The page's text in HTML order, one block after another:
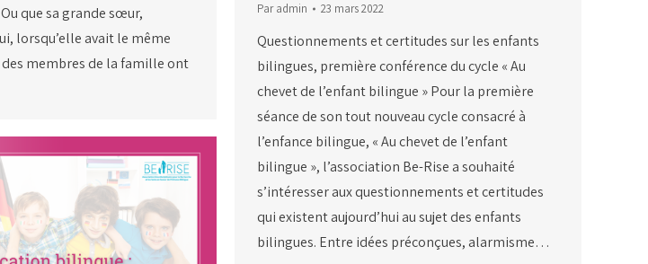
que sa grande sœur,
lorsqu’elle avait le même
des membres de la famille ont
Paradmin 23 mars 2022
Questionnements et certitudes sur les enfants
bilingues, première conférence du cycle « Au
chevet de l’enfant bilingue » Pour la première
séance de son tout nouveau cycle consacré à
l’enfance bilingue, « Au chevet de l’enfant
bilingue », l’association Be-Rise a souhaité
s’intéresser aux questionnements et certitudes
qui existent aujourd’hui au sujet des enfants
bilingues. Entre idées préconçues, alarmisme…